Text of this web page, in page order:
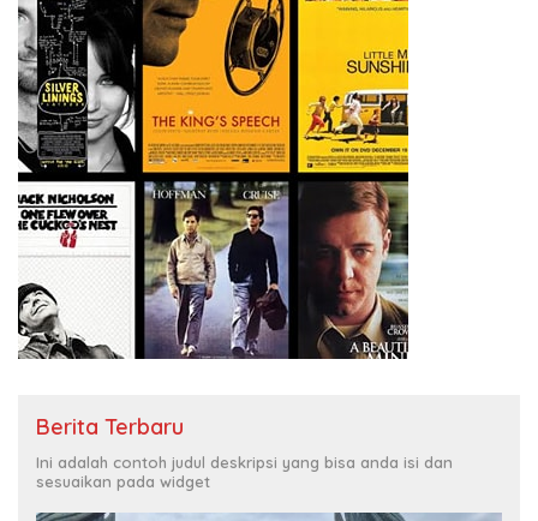
Berita Terbaru
Ini adalah contoh judul deskripsi yang bisa anda isi dan
sesuaikan pada widget